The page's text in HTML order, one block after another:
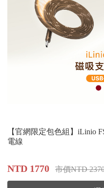
【官網限定包色組】iLinio
電線
NTD 1770 市價NTD